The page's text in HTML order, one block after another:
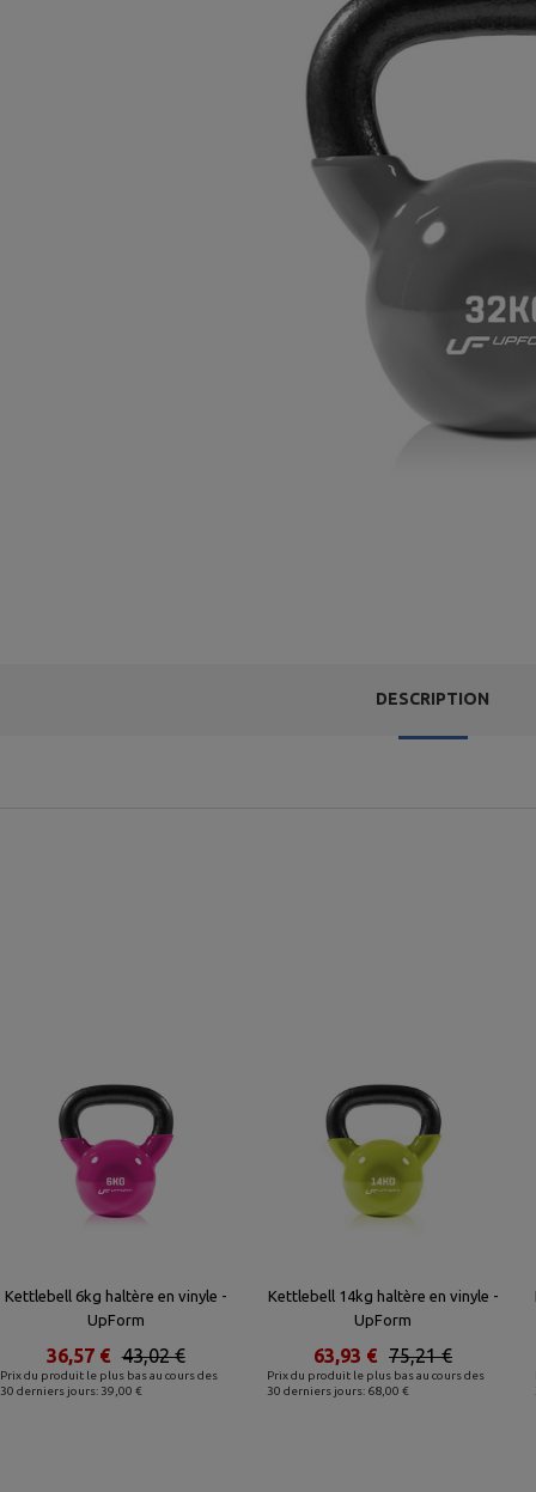
DESCRIPTION
Kettlebell 6kg haltère en vinyle -
UpForm
Prix du produit le plus bas au cours des
30 derniers jours: 39,00 €
43,02 €
36,57 €
Kettlebell 14kg haltère en vinyle -
UpForm
Prix du produit le plus bas au cours des
30 derniers jours: 68,00 €
75,21 €
63,93 €